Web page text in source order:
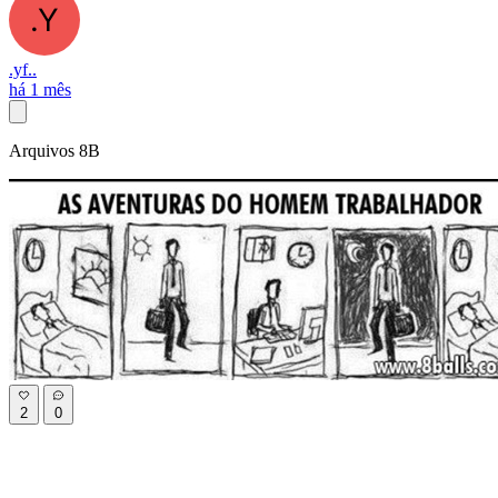
.yf..
há 1 mês
Arquivos 8B
2 0